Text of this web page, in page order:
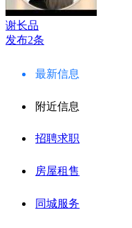
谢长品
发布2条
最新信息
附近信息
招聘求职
房屋租售
同城服务